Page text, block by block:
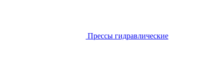
Прессы гидравлические